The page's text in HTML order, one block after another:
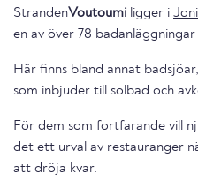
StrandenVoutoumi ligger i
en av över 78
Här finns bland annat
som inbjuder till solbad och
För dem som fortfarande vill
det ett urval av restauranger
att dröja kvar.